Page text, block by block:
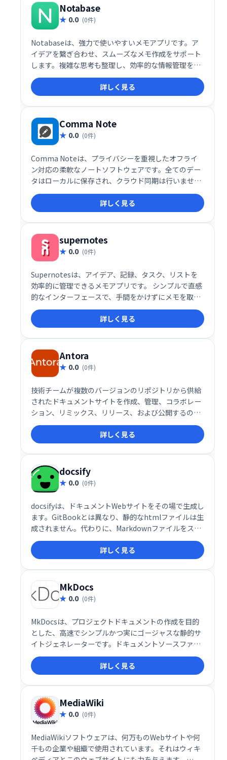
Notabase
0.0 (0件)
Notabaseは、強力で使いやすいメモアプリです。ア
イデアを繋ぎ合わせ、スムーズなメモ作成をサポート
します。複雑な思考も整理し、効率的な情報管理を実
現します。シンプルで直感的なインターフェースで、
誰でも簡単に利用できます。あなたのアイデアを形に
する、最高のメモアプリを体験してください。
詳しく見る
Comma Note
0.0 (0件)
Comma Noteは、プライバシーを重視したオフライ
ン対応の柔軟なノートソフトウェアです。全てのデー
タはローカルに保存され、クラウド同期は行いませ
ん。安心してご利用いただける、安全で快適なノート
環境を提供します。
詳しく見る
supernotes
0.0 (0件)
Supernotesは、アイデア、記録、タスク、リストを
効率的に管理できるメモアプリです。 シンプルで直感
的なインターフェースで、手間をかけずにメモを取
り、整理することができます。 思考の整理やタスク管
理に最適なツールです。詳しく見る
Antora
0.0 (0件)
技術チームが複数のバージョンのリポジトリから供給
されたドキュメントサイトを作成、管理、コラボレー
ション、リミックス、リリース、および公開するのに
役立つAsciidoctorドキュメントツールチェーン。
詳しく見る
docsify
0.0 (0件)
docsifyは、ドキュメントWebサイトをその場で生成し
ます。GitBookとは異なり、静的なhtmlファイルは生
成されません。代わりに、Markdownファイルをスマ
ートにロードして解析し、Webサイトとして表示しま
す。index.htmlを作成して開始し、GitHubページに
デプロイするだけです。
詳しく見る
MkDocs
0.0 (0件)
MkDocsは、プロジェクトドキュメントの作成を目的
とした、高速でシンプルかつ実にゴージャスな静的サ
イトジェネレーターです。ドキュメントソースファイ
ルはMarkdownで記述され、単一のYAML構成ファイ
ルで構成されます。
詳しく見る
MediaWiki
0.0 (0件)
MediaWikiソフトウェアは、何万ものWebサイトや何
千もの企業や組織で使用されています。それはウィキ